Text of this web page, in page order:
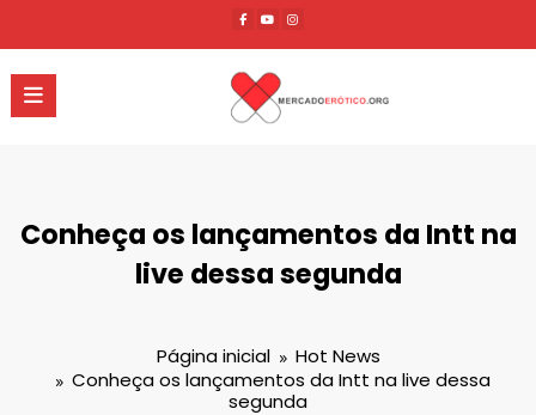
o
conteúdo
Conheça os lançamentos da Intt na
live dessa segunda
Página inicial
Hot News
Conheça os lançamentos da Intt na live dessa
segunda